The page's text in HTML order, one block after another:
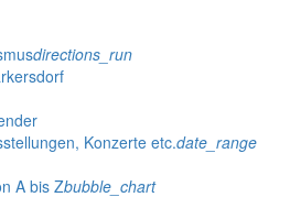
directions_run
Konzerte etc.date_range
A bis Zbubble_chart